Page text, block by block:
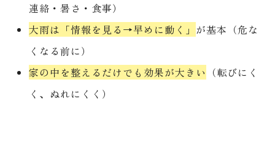
連絡・暑さ・食事）
大雨は「情報を見る→早めに動く」 が基本（危な
くなる前に）
家の中を整えるだけでも効果が大きい （転びにく
く、ぬれにくく）